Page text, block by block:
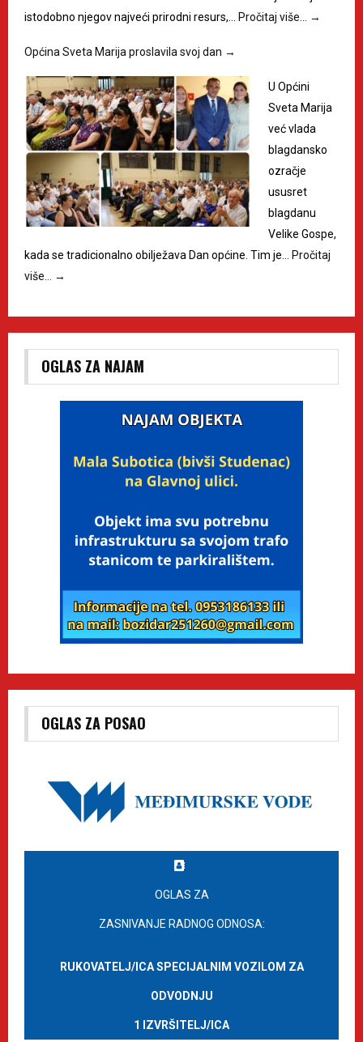
istodobno njegov najveći prirodni resurs,…
Pročitaj više… →
Općina Sveta Marija proslavila svoj dan →
U Općini
Sveta Marija
već vlada
blagdansko
ozračje
ususret
blagdanu
Velike Gospe,
kada se tradicionalno obilježava Dan općine. Tim je…
Pročitaj
više…
→
OGLAS ZA NAJAM
OGLAS ZA POSAO
OGLAS ZA
ZASNIVANJE RADNOG ODNOSA:
RUKOVATELJ/ICA SPECIJALNIM VOZILOM ZA
ODVODNJU
1 IZVRŠITELJ/ICA